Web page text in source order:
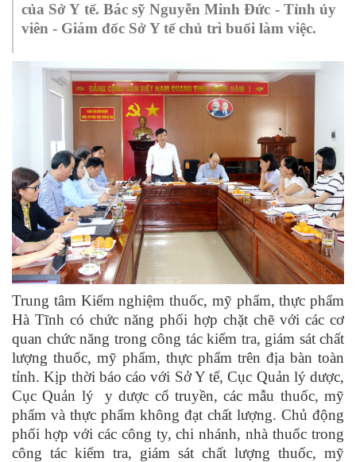
của SởY tế. Bác sỹ Nguyễn Minh Đức - Tỉnh ủy
viên - Giám đốc Sở Y tế chủ trì buổi làm việc.
Trung tâm Kiểm nghiệm thuốc, mỹ phẩm, thực phẩm
Hà Tĩnh có chức năng phối hợp chặt chẽ với các cơ
quan chức năng trong công tác kiểm tra, giám sát chất
lượng thuốc, mỹ phẩm, thực phẩm trên địa bàn toàn
tỉnh. Kịp thời báo cáo với Sở Y tế, Cục Quản lý dược,
Cục Quản lý y dược cổ truyền, các mẫu thuốc, mỹ
phẩm và thực phẩm không đạt chất lượng. Chủ động
phối hợp với các công ty, chi nhánh, nhà thuốc trong
công tác kiểm tra, giám sát chất lượng thuốc, mỹ